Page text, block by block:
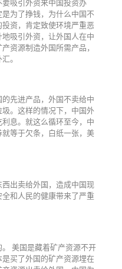
吸引外资来中国投资办
为了挣钱，为什么中国不
资，肯定致使环境严重恶
吸引外资，让外国人在中
资源制造外国所需产品，
。
先进产品，外国不卖给中
。这样的情况下，中国外
息。就这么循环至今，中
等于欠条，白纸一张，美
出卖给外国，造成中国现
和人民的健康带来了严重
美国是藏着矿产资源不开
买了外国的矿产资源埋在